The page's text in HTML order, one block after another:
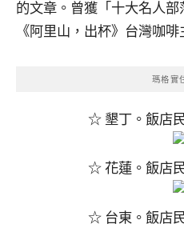
的文章。曾獲「十大名人
《阿里山，出杯》台灣咖啡
瑪格實
☆ 墾丁。飯店
☆ 花蓮。飯店
☆ 台東。飯店